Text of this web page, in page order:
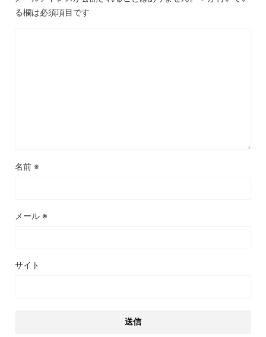
る欄は必須項目です
名前 ※
メール ※
サイト